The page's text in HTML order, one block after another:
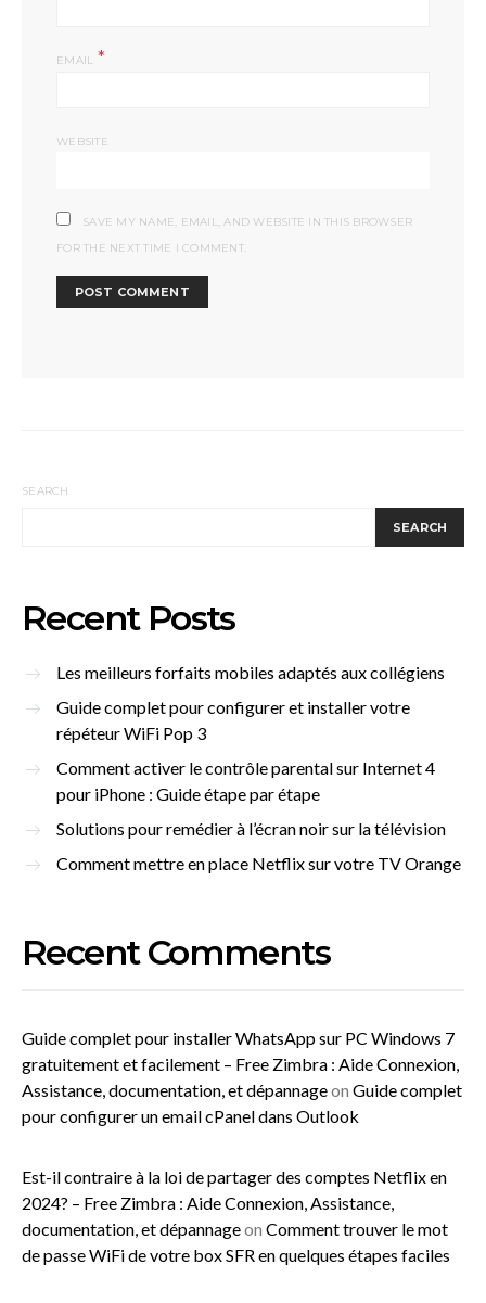
EMAIL *
WEBSITE
SAVE MY NAME, EMAIL, AND WEBSITE IN THIS BROWSER
FOR THE NEXT TIME I COMMENT.
SEARCH
SEARCH
Recent Posts
Les meilleurs forfaits mobiles adaptés aux collégiens
Guide complet pour configurer et installer votre
répéteur WiFi Pop 3
Comment activer le contrôle parental sur Internet 4
pour iPhone : Guide étape par étape
Solutions pour remédier à l’écran noir sur la télévision
Comment mettre en place Netflix sur votre TV Orange
Recent Comments
Guide complet pour installer WhatsApp sur PC Windows 7
gratuitement et facilement – Free Zimbra : Aide Connexion,
Assistance, documentation, et dépannageon Guide complet
pour configurer un email cPanel dans Outlook
Est-il contraire à la loi de partager des comptes Netflix en
2024? – Free Zimbra : Aide Connexion, Assistance,
documentation, et dépannageon Comment trouver le mot
de passe WiFi de votre box SFR en quelques étapes faciles